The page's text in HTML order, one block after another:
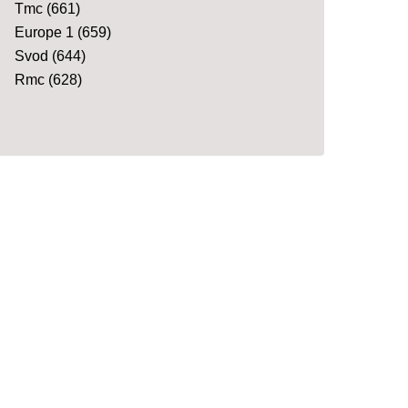
Tmc (661)
Europe 1 (659)
Svod (644)
Rmc (628)